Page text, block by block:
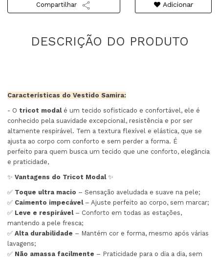
Compartilhar Adicionar
Características do Vestido Samira:
- O tricot modalé um tecido sofisticado e confortável, ele é
conhecido pela suavidade excepcional, resistência e por ser
altamente respirável. Tem a textura flexível e elástica, que se
ajusta ao corpo com conforto e sem perder a forma. É
perfeito para quem busca um tecido que une conforto, elegância
e praticidade,
✨ Vantagens do Tricot Modal✨
✅ Toque ultra macio – Sensação aveludada e suave na pele;
✅ Caimento impecável– Ajuste perfeito ao corpo, sem marcar;
✅ Leve e respirável– Conforto em todas as estações,
mantendo a pele fresca;
✅ Alta durabilidade – Mantém cor e forma, mesmo após várias
lavagens;
✅ Não amassa facilmente – Praticidade para o dia a dia, sem